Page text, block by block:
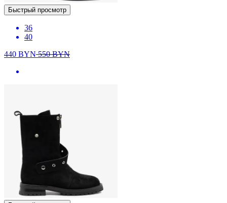
Быстрый просмотр
36
40
440 BYN550BYN